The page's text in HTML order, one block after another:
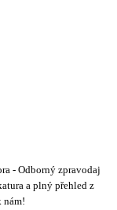
- Odborný zpravodaj
a plný přehled z
nám!